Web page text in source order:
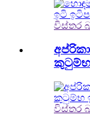
විස්තර
විස්තර